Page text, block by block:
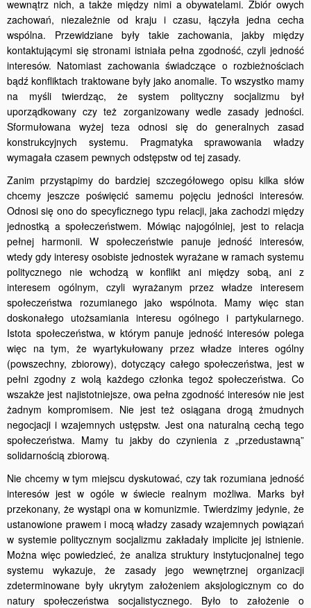
wewnątrz nich, a także między nimi a obywatelami. Zbiór owych
zachowań, niezależnie od kraju i czasu, łączyła jedna cecha
wspólna. Przewidziane były takie zachowania, jakby między
kontaktującymi się stronami istniała pełna zgodność, czyli jedność
interesów. Natomiast zachowania świadczące o rozbieżnościach
bądź konfliktach traktowane były jako anomalie. To wszystko mamy
na myśli twierdząc, że system polityczny socjalizmu był
uporządkowany czy też zorganizowany wedle zasady jedności.
Sformułowana wyżej teza odnosi się do generalnych zasad
konstrukcyjnych systemu. Pragmatyka sprawowania władzy
wymagała czasem pewnych odstępstw od tej zasady.
Zanim przystąpimy do bardziej szczegółowego opisu kilka słów
chcemy jeszcze poświęcić samemu pojęciu jedności interesów.
Odnosi się ono do specyficznego typu relacji, jaka zachodzi między
jednostką a społeczeństwem. Mówiąc najogólniej, jest to relacja
pełnej harmonii. W społeczeństwie panuje jedność interesów,
wtedy gdy interesy osobiste jednostek wyrażane w ramach systemu
politycznego nie wchodzą w konflikt ani między sobą, ani z
interesem ogólnym, czyli wyrażanym przez władze interesem
społeczeństwa rozumianego jako wspólnota. Mamy więc stan
doskonałego utożsamiania interesu ogólnego i par­tykularnego.
Istota społeczeństwa, w którym panuje jedność interesów polega
więc na tym, że wyartykułowany przez władze interes ogólny
(powszechny, zbiorowy), dotyczący całego społeczeństwa, jest w
pełni zgodny z wolą każdego członka tegoż społeczeństwa. Co
wszakże jest najistotniejsze, owa pełna zgodność interesów nie jest
żadnym kom­promisem. Nie jest też osiągana drogą żmudnych
negocjacji i wzajem­nych ustępstw. Jest ona naturalną cechą tego
społeczeństwa. Mamy tu jakby do czynienia z „przedustawną”
solidarnością zbiorową.
Nie chcemy w tym miejscu dyskutować, czy tak rozumiana jedność
interesów jest w ogóle w świecie realnym możliwa. Marks był
przekona­ny, że wystąpi ona w komunizmie. Twierdzimy jedynie, że
ustanowione prawem i mocą władzy zasady wzajemnych powiązań
w systemie politycznym socjalizmu zakładały implicite jej istnienie.
Można więc powiedzieć, że analiza struktury instytucjonalnej tego
systemu wykazu­je, że zasady jego wewnętrznej organizacji
zdeterminowane były ukry­tym założeniem aksjologicznym co do
natury społeczeństwa socjalisty­cznego. Było to założenie o